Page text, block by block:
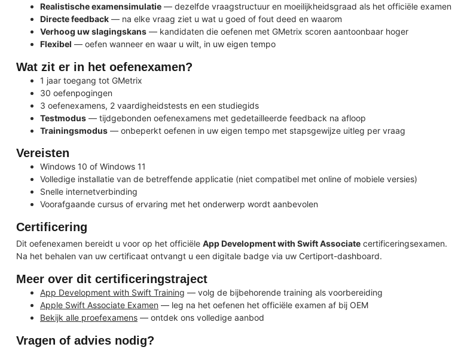
Realistische examensimulatie — dezelfde vraagstructuur en moeilijkheidsgraad als het officiële examen
Directe feedback — na elke vraag ziet u wat u goed of fout deed en waarom
Verhoog uw slagingskans — kandidaten die oefenen met GMetrix scoren aantoonbaar hoger
Flexibel — oefen wanneer en waar u wilt, in uw eigen tempo
Wat zit er in het oefenexamen?
1 jaar toegang tot GMetrix
30 oefenpogingen
3 oefenexamens, 2 vaardigheidstests en een studiegids
Testmodus — tijdgebonden oefenexamens met gedetailleerde feedback na afloop
Trainingsmodus — onbeperkt oefenen in uw eigen tempo met stapsgewijze uitleg per vraag
Vereisten
Windows 10 of Windows 11
Volledige installatie van de betreffende applicatie (niet compatibel met online of mobiele versies)
Snelle internetverbinding
Voorafgaande cursus of ervaring met het onderwerp wordt aanbevolen
Certificering
Dit oefenexamen bereidt u voor op het officiële App Development with Swift Associate certificeringsexamen.
Na het behalen van uw certificaat ontvangt u een digitale badge via uw Certiport-dashboard.
Meer over dit certificeringstraject
App Development with Swift Training — volg de bijbehorende training als voorbereiding
Apple Swift Associate Examen — leg na het oefenen het officiële examen af bij OEM
Bekijk alle proefexamens — ontdek ons volledige aanbod
Vragen of advies nodig?